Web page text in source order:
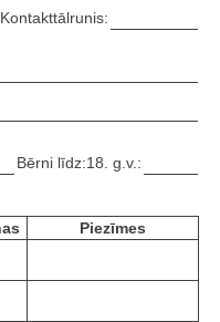
Kontakttālrunis:
Bērni līdz:18. g.v.:
Piezīmes